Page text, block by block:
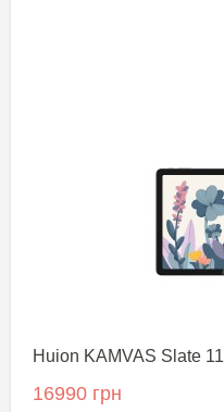
Huion KAMVAS Slate 11
16990 грн